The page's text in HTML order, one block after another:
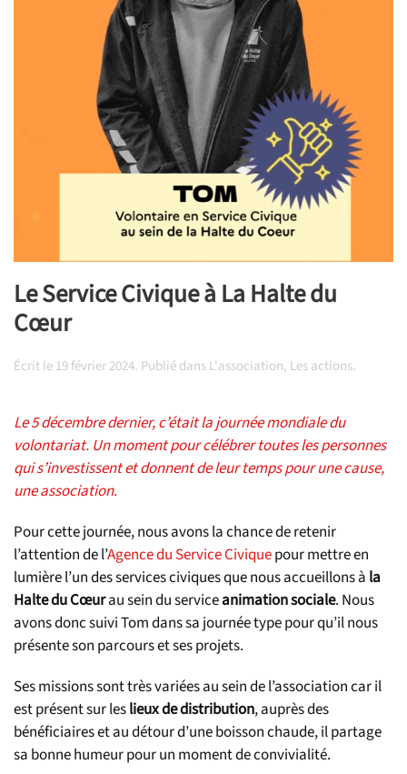
Le Service Civique à La Halte du
Cœur
Écrit le19 février 2024. Publié dansL'association, Les actions.
Le 5 décembre dernier, c’était la journée mondiale du
volontariat. Un moment pour célébrer toutes les personnes
qui s’investissent et donnent de leur temps pour une cause,
une association.
Pour cette journée, nous avons la chance de retenir
l’attention de l’Agence du Service Civiquepour mettre en
lumière l’un des services civiques que nous accueillons à la
Halte du Cœurau sein du serviceanimation sociale. Nous
avons donc suivi Tom dans sa journée type pour qu’il nous
présente son parcours et ses projets.
Ses missions sont très variées au sein de l’association car il
est présent sur leslieux de distribution, auprès des
bénéficiaires et au détour d’une boisson chaude, il partage
sa bonne humeur pour un moment de convivialité.